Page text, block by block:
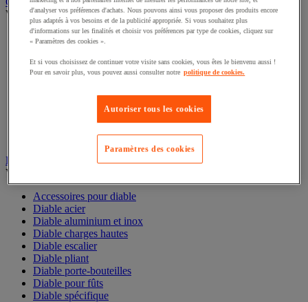
Voir toute la catégorie
Accessoires pour convoyeur
Convoyeur à rouleaux
Convoyeur extensible et mobile
Convoyeur pour palettes
Rail et barrette de manutention
Rouleau de manutention et galet pour convoyeur
Diable
Voir toute la catégorie
Accessoires pour diable
Diable acier
Diable aluminium et inox
Diable charges hautes
Diable escalier
Diable pliant
Diable porte-bouteilles
Diable pour fûts
Diable spécifique
d'analyser vos préférences d'achats. Nous pouvons ainsi vous proposer des produits encore
plus adaptés à vos besoins et de la publicité appropriée. Si vous souhaitez plus
d'informations sur les finalités et choisir vos préférences par type de cookies, cliquez sur
« Paramètres des cookies ».
Et si vous choisissez de continuer votre visite sans cookies, vous êtes le bienvenu aussi !
Pour en savoir plus, vous pouvez aussi consulter notre politique de cookies.
Autoriser tous les cookies
Paramètres des cookies